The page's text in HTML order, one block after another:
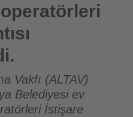
gerçekleştirildi.
Vakfı (ALTAV)
Belediyesi ev
İstişare